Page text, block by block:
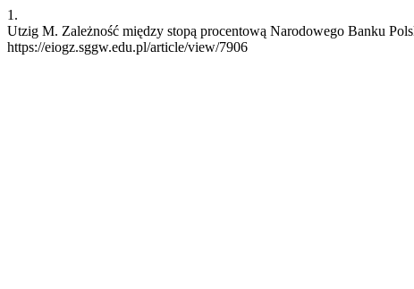
1.
Utzig M. Zależność między stopą procentową Narodowego Banku
https://eiogz.sggw.edu.pl/article/view/7906